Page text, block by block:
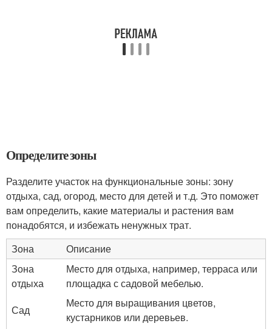
Определите зоны
Разделите участок на функциональные зоны: зону
отдыха, сад, огород, место для детей и т.д. Это поможет
вам определить, какие материалы и растения вам
понадобятся, и избежать ненужных трат.
Зона
Описание
Зона
отдыха
Место для отдыха, например, терраса или
площадка с садовой мебелью.
Сад
Место для выращивания цветов,
кустарников или деревьев.